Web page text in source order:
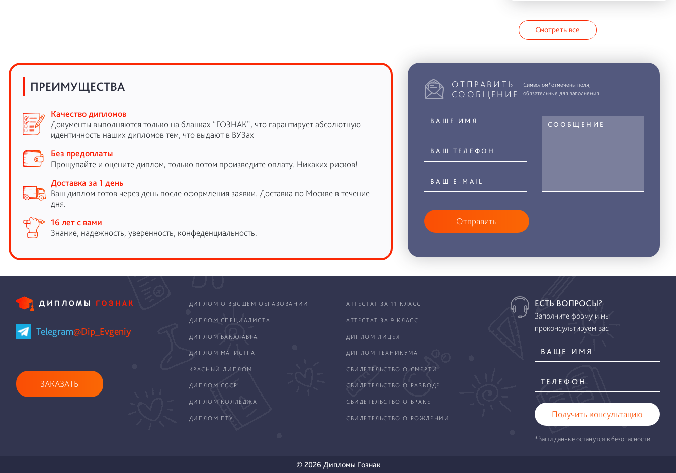
Смотреть все
ПРЕИМУЩЕСТВА
Качество дипломов
Документы выполняются только на бланках “ГОЗНАК”, что гарантирует абсолютную
идентичность наших дипломов тем, что выдают в ВУЗах
Без предоплаты
Прощупайте и оцените диплом, только потом произведите оплату. Никаких рисков!
Доставка за 1 день
Ваш диплом готов через день после оформления заявки. Доставка по Москве в течение
дня.
16 лет с вами
Знание, надежность, уверенность, конфеденциальность.
ОТПРАВИТЬ
СООБЩЕНИЕ
Символом*отмечены поля,
обязательные для заполнения.
Отправить
Telegram@Dip_Evgeniy
ЗАКАЗАТЬ
ДИПЛОМ О ВЫСШЕМ ОБРАЗОВАНИИ АТТЕСТАТ ЗА 11 КЛАСС
ДИПЛОМ СПЕЦИАЛИСТА АТТЕСТАТ ЗА 9 КЛАСС
ДИПЛОМ БАКАЛАВРА ДИПЛОМ ЛИЦЕЯ
ДИПЛОМ МАГИСТРА ДИПЛОМ ТЕХНИКУМА
КРАСНЫЙ ДИПЛОМ СВИДЕТЕЛЬСТВО О СМЕРТИ
ДИПЛОМ СССР СВИДЕТЕЛЬСТВО О РАЗВОДЕ
ДИПЛОМ КОЛЛЕДЖА СВИДЕТЕЛЬСТВО О БРАКЕ
ДИПЛОМ ПТУ СВИДЕТЕЛЬСТВО О РОЖДЕНИИ
ЕСТЬ ВОПРОСЫ?
Заполните форму и мы
проконсультируем вас
Получить консультацию
*Ваши данные останутся в безопасности
© 2026 Дипломы Гознак